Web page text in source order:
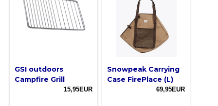
GSI outdoors
Campfire Grill
15,95EUR
Snowpeak Carrying
Case FirePlace (L)
69,95EUR